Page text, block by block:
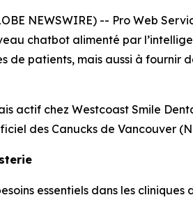
NEWSWIRE) -- Pro Web
chatbot alimenté par
de patients, mais aussi à
actif chez Westcoast Smile
des Canucks de Vancouver
essentiels dans les